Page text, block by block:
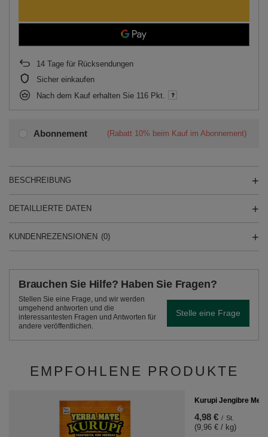
Abonnement (Rabatt 10% beim Kauf im Abonnement)
14 Tage für Rücksendungen
Sicher einkaufen
Nach dem Kauf erhalten Sie 116 Pkt.
BESCHREIBUNG
DETAILLIERTE DATEN
KUNDENREZENSIONEN (0)
Brauchen Sie Hilfe? Haben Sie Fragen?
Stellen Sie eine Frage, und wir werden
umgehend antworten und die
interessantesten Fragen und Antworten für
andere veröffentlichen.
Stelle eine Frage
EMPFOHLENE PRODUKTE
Kurupi Jengibre
4,98 € / St.
(9,96 € / kg)